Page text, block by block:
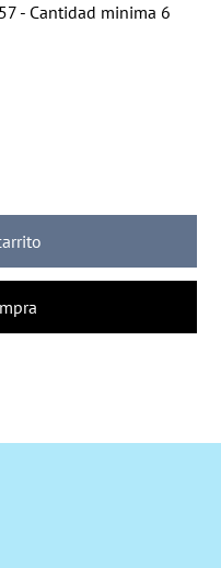
- Cantidad minima 6